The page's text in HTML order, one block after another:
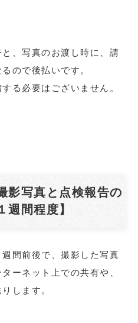
、写真のお渡し時に、請
ので後払いです。
る必要はございません。
写真と点検報告の
週間程度】
間前後で、撮影した写真
ーネット上での共有や、
します。